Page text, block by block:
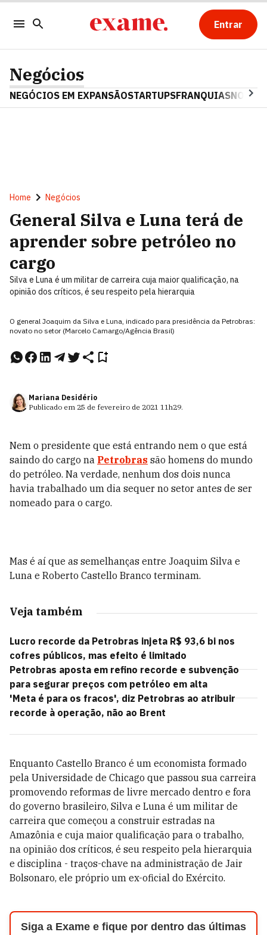
Entrar
Negócios
NEGÓCIOS EM EXPANSÃOSTARTUPSFRANQUIAS
Home Negócios
General Silva e Luna terá de
aprender sobre petróleo no
cargo
Silva e Luna é um militar de carreira cuja maior qualificação, na
opinião dos críticos, é seu respeito pela hierarquia
O general Joaquim da Silva e Luna, indicado para presidência da Petrobras:
novato no setor (Marcelo Camargo/Agência Brasil)
Mariana Desidério
Publicado em 25 de fevereiro de 2021 11h29.
Nem o presidente que está entrando nem o que está
saindo do cargo na Petrobras são homens do mundo
do petróleo. Na verdade, nenhum dos dois nunca
havia trabalhado um dia sequer no setor antes de ser
nomeado para o cargo.
Mas é aí que as semelhanças entre Joaquim Silva e
Luna e Roberto Castello Branco terminam.
Veja também
Lucro recorde da Petrobras injeta R$ 93,6 bi nos
cofres públicos, mas efeito é limitado
Petrobras aposta em refino recorde e subvenção
para segurar preços com petróleo em alta
'Meta é para os fracos', diz Petrobras ao atribuir
recorde à operação, não ao Brent
Enquanto Castello Branco é um economista formado
pela Universidade de Chicago que passou sua carreira
promovendo reformas de livre mercado dentro e fora
do governo brasileiro, Silva e Luna é um militar de
carreira que começou a construir estradas na
Amazônia e cuja maior qualificação para o trabalho,
na opinião dos críticos, é seu respeito pela hierarquia
e disciplina - traços-chave na administração de Jair
Bolsonaro, ele próprio um ex-oficial do Exército.
Siga a Exame e fique por dentro das últimas